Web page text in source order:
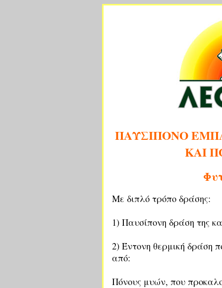
ΠΑΥΣΙΠΟΝΟ
ΚΑΙ
Με διπλό τρόπο δράσης:
1) Παυσίπονη δράση της
2) Έντονη θερμική δράση
από:
Πόνους μυών, που